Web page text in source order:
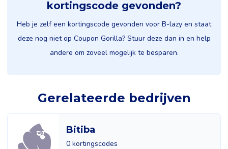
kortingscode gevonden?
Heb je zelf een kortingscode gevonden voor B-lazy en staat
deze nog niet op Coupon Gorilla? Stuur deze dan in en help
andere om zoveel mogelijk te besparen.
Gerelateerde bedrijven
Bitiba
0 kortingscodes